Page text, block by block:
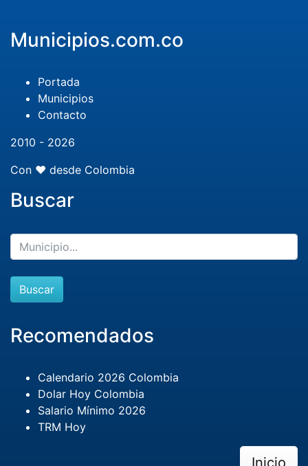
Municipios.com.co
Portada
Municipios
Contacto
2010 - 2026
Con ❤️ desde Colombia
Buscar
Buscar
Recomendados
Calendario 2026 Colombia
Dolar Hoy Colombia
Salario Mínimo 2026
TRM Hoy
Inicio